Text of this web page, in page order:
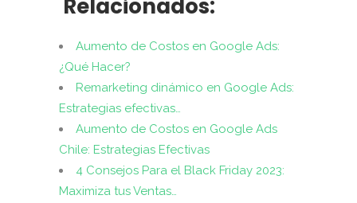
Relacionados:
Aumento de Costos en Google Ads:
¿Qué Hacer?
Remarketing dinámico en Google Ads:
Estrategias efectivas…
Aumento de Costos en Google Ads
Chile: Estrategias Efectivas
4 Consejos Para el Black Friday 2023:
Maximiza tus Ventas…